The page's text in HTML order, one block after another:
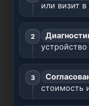
или визит в
стоимость